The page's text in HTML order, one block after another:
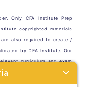
Only CFA Institute Prep
copyrighted materials
also required to create /
by CFA Institute. Our
curriculum and exam
any statement
and services relates to